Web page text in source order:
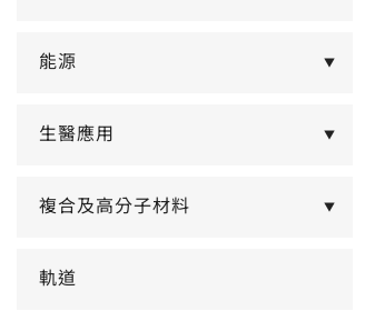
能源 ▼
生醫應用 ▼
複合及高分子材料 ▼
軌道